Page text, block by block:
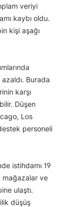
veriyi
kaybı oldu.
kişi aşağı
Burada
karşı
Düşen
Los
personeli
istihdamı 19
ve
ulaştı.
düşüş